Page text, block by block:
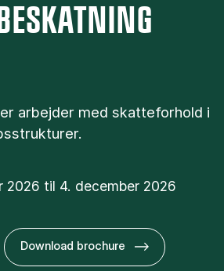
arbejder med skatteforhold i
2026 til 4. december 2026
Download brochure